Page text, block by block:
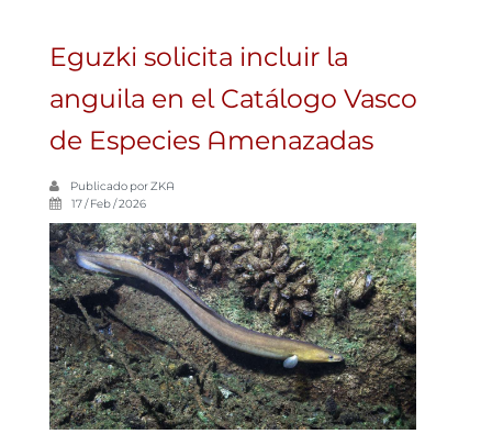
Eguzki solicita incluir la
anguila en el Catálogo Vasco
de Especies Amenazadas
Publicado porZKA
17 / Feb / 2026